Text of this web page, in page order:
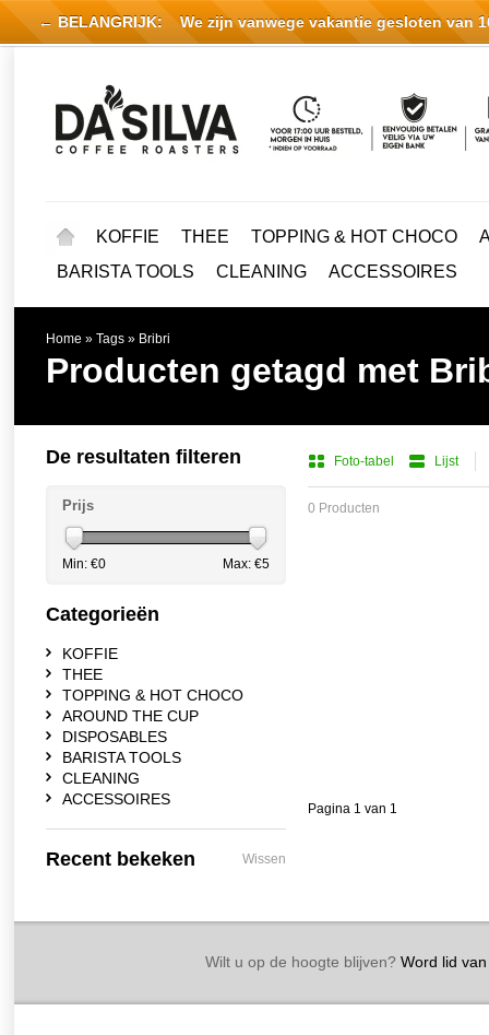
KOFFIE THEE TOPPING & HOT CHOCO
BARISTA TOOLS
CLEANING ACCESSOIRES
Home » Tags » Bribri
Producten getagd met
Foto-tabel Lijst
0 Producten
Pagina 1 van 1
De resultaten filteren
Prijs
Min: €0 Max: €5
Categorieën
KOFFIE
THEE
TOPPING & HOT CHOCO
AROUND THE CUP
DISPOSABLES
BARISTA TOOLS
CLEANING
ACCESSOIRES
Recent bekeken Wissen
Wilt u op de hoogte blijven?Word lid van
← BELANGRIJK: We zijn vanwege vakantie gesloten van